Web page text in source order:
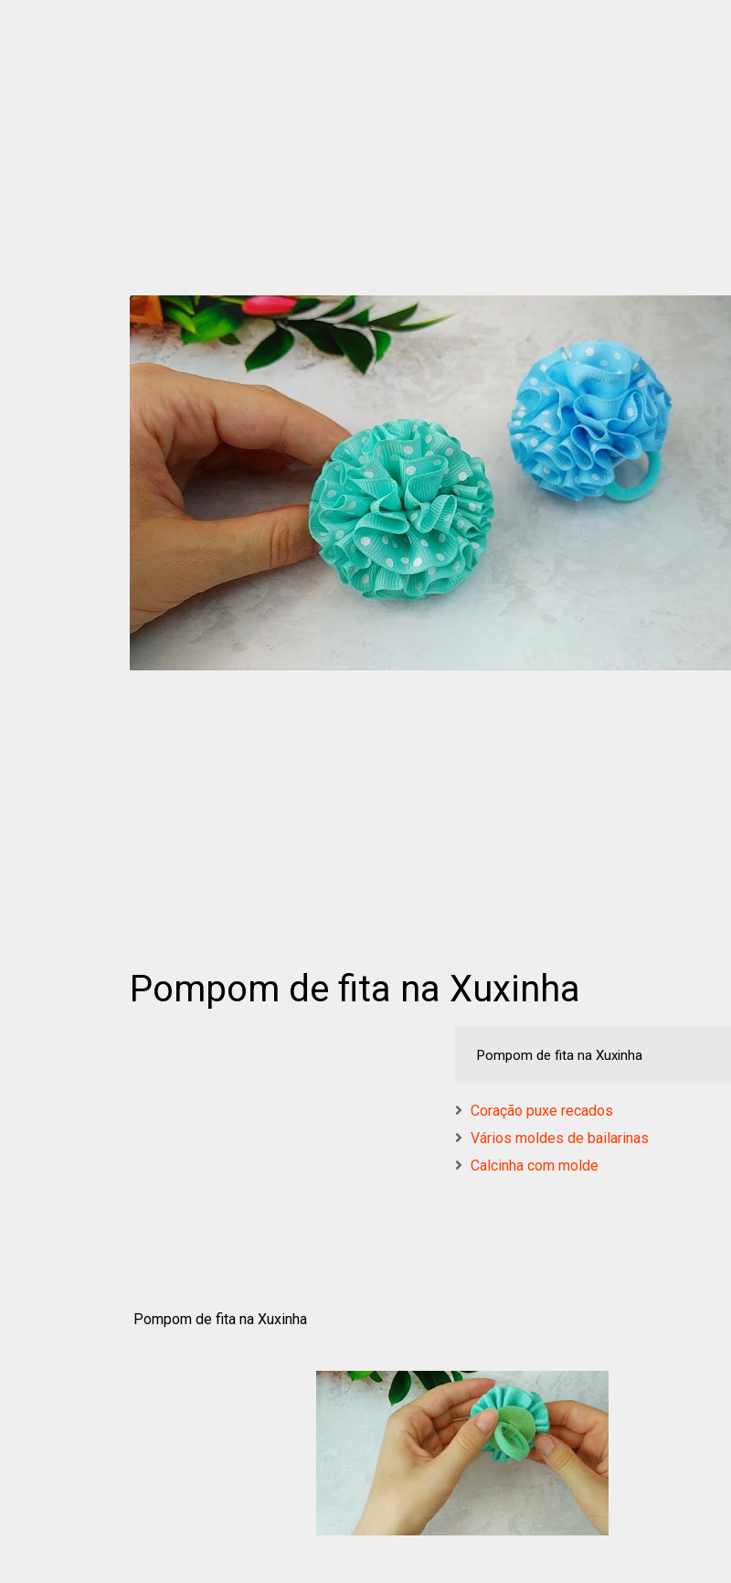
Pompom de fita na Xuxinha
Pompom de fita na Xuxinha
Coração puxe recados
Vários moldes de bailarinas
Calcinha com molde
Pompom de fita na Xuxinha